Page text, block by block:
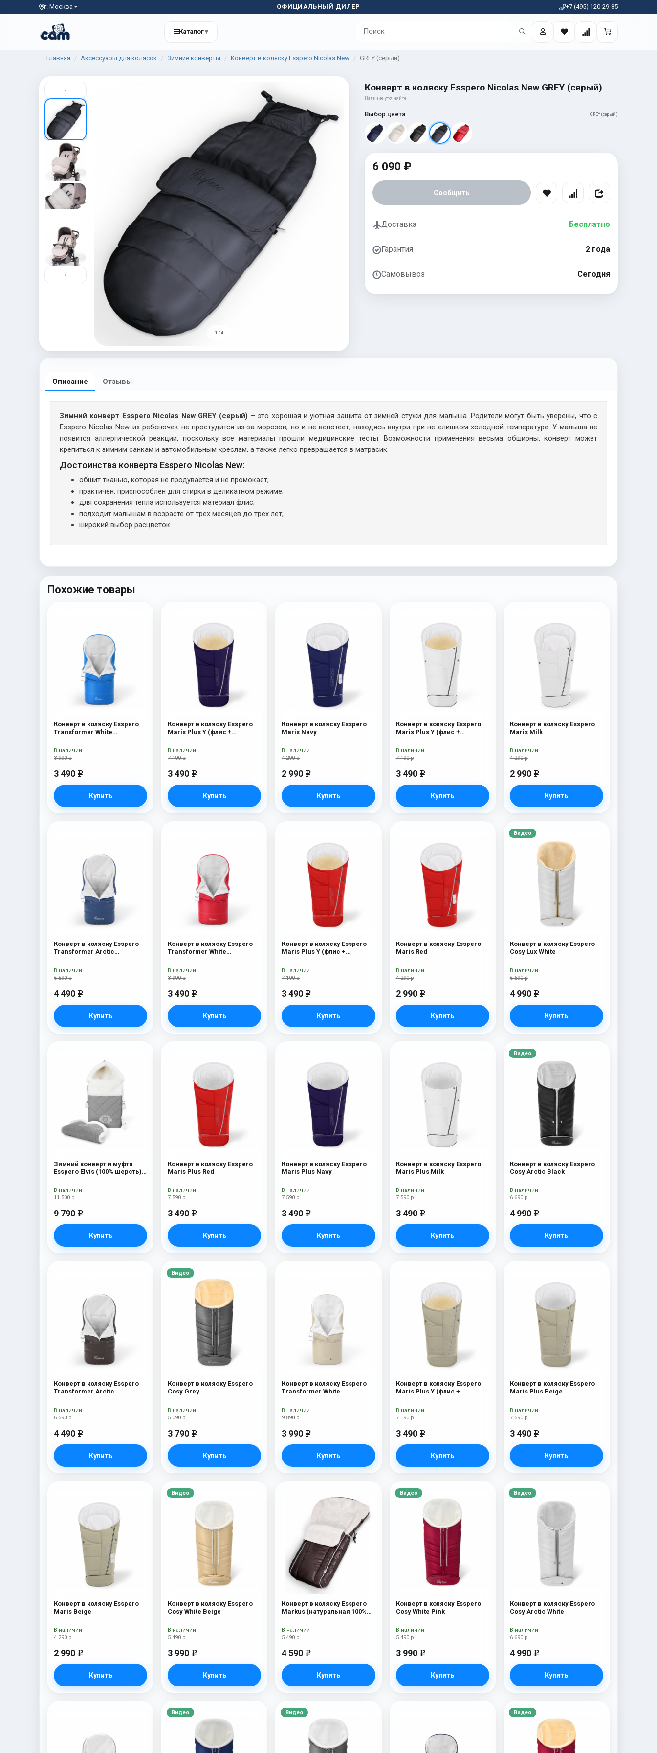
г. Москва ОФИЦИАЛЬНЫЙ ДИЛЕР +7 (495) 120-29-85
Каталог▾
Главная Аксессуары для колясок Зимние конверты Конверт в коляску Esspero Nicolas New GREY (серый)
‹
›
1 / 4
Конверт в коляску Esspero Nicolas New GREY (серый)
Наличие уточняйте
Выбор цвета GREY (серый)
6 090 ₽
Сообщить
Доставка Бесплатно
Гарантия 2 года
Самовывоз Сегодня
Описание Отзывы
Зимний конверт Esspero Nicolas New GREY (серый) – это хорошая и уютная защита от зимней стужи для малыша. Родители могут быть уверены, что с
Esspero Nicolas New их ребеночек не простудится из-за морозов, но и не вспотеет, находясь внутри при не слишком холодной температуре. У малыша не
появится аллергической реакции, поскольку все материалы прошли медицинские тесты. Возможности применения весьма обширны: конверт может
крепиться к зимним санкам и автомобильным креслам, а также легко превращается в матрасик.
Достоинства конверта Esspero Nicolas New:
обшит тканью, которая не продувается и не промокает;
практичен: приспособлен для стирки в деликатном режиме;
для сохранения тепла используется материал флис;
подходит малышам в возрасте от трех месяцев до трех лет;
широкий выбор расцветок.
Похожие товары
Конверт в коляску Esspero
Transformer White
Blue Mountain
3 990 р
3 490 e
Купить
В наличии
Конверт в коляску Esspero
Maris Plus Y (флис +
7 190 р
3 490 e
Купить
В наличии
Конверт в коляску Esspero
Maris Navy
4 290 р
2 990 e
Купить
В наличии
Конверт в коляску Esspero
Maris Plus Y (флис +
7 190 р
3 490 e
Купить
В наличии
Конверт в коляску Esspero
Maris Milk
4 290 р
2 990 e
Купить
В наличии
Конверт в коляску Esspero
Transformer Arctic
Navy
6 590 р
4 490 e
Купить
В наличии
Конверт в коляску Esspero
Transformer White
Red
3 990 р
3 490 e
Купить
В наличии
Конверт в коляску Esspero
Maris Plus Y (флис +
7 190 р
3 490 e
Купить
В наличии
Конверт в коляску Esspero
Maris Red
4 290 р
2 990 e
Купить
В наличии
Видео
Конверт в коляску Esspero
Cosy Lux White
6 690 р
4 990 e
Купить
В наличии
Зимний конверт и муфта
Esspero Elvis (100% шерсть)
11 500 р
9 790 e
Купить
В наличии
Конверт в коляску Esspero
Maris Plus Red
7 590 р
3 490 e
Купить
В наличии
Конверт в коляску Esspero
Maris Plus Navy
7 590 р
3 490 e
Купить
В наличии
Конверт в коляску Esspero
Maris Plus Milk
7 590 р
3 490 e
Купить
В наличии
Видео
Конверт в коляску Esspero
Cosy Arctic Black
6 690 р
4 990 e
Купить
В наличии
Конверт в коляску Esspero
Transformer Arctic
Chocolat
6 590 р
4 490 e
Купить
В наличии
Видео
Конверт в коляску Esspero
Cosy Grey
5 090 р
3 790 e
Купить
В наличии
Конверт в коляску Esspero
Transformer White
Beige
9 890 р
3 990 e
Купить
В наличии
Конверт в коляску Esspero
Maris Plus Y (флис +
7 190 р
3 490 e
Купить
В наличии
Конверт в коляску Esspero
Maris Plus Beige
7 590 р
3 490 e
Купить
В наличии
Конверт в коляску Esspero
Maris Beige
4 290 р
2 990 e
Купить
В наличии
Видео
Конверт в коляску Esspero
Cosy White Beige
5 490 р
3 990 e
Купить
В наличии
Конверт в коляску Esspero
Markus (натуральная 100%
5 490 р
4 590 e
Купить
В наличии
Видео
Конверт в коляску Esspero
Cosy White Pink
5 490 р
3 990 e
Купить
В наличии
Видео
Конверт в коляску Esspero
Cosy Arctic White
6 690 р
4 990 e
Купить
В наличии
Видео Видео Видео